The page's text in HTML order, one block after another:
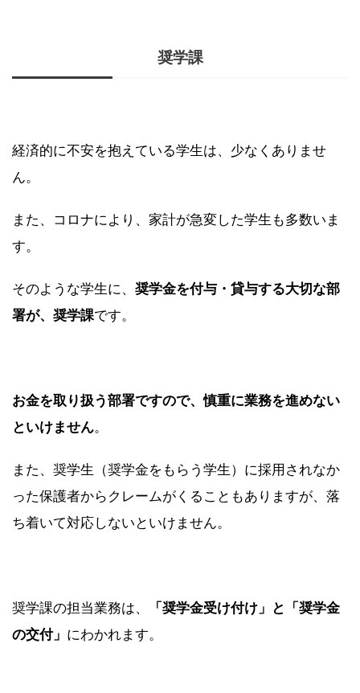
奨学課
経済的に不安を抱えている学生は、少なくありませ
ん。
また、コロナにより、家計が急変した学生も多数いま
す。
そのような学生に、 奨学金を付与・貸与する大切な部
署が、奨学課です。
お金を取り扱う部署ですので、慎重に業務を進めない
といけません。
また、奨学生（奨学金をもらう学生）に採用されなか
った保護者からクレームがくることもありますが、落
ち着いて対応しないといけません。
奨学課の担当業務は、
「奨学金受け付け」と「奨学金
の交付」 にわかれます。